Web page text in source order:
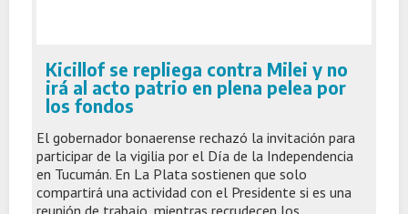
Kicillof se repliega contra Milei y no
irá al acto patrio en plena pelea por
los fondos
El gobernador bonaerense rechazó la invitación para
participar de la vigilia por el Día de la Independencia
en Tucumán. En La Plata sostienen que solo
compartirá una actividad con el Presidente si es una